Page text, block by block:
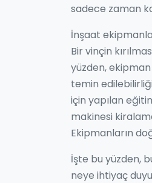
sadece zaman
İnşaat
Bir vinçin
yüzden,
temin
için yapılan
makinesi
Ekipmanların
İşte bu yüzden,
neye ihtiyaç